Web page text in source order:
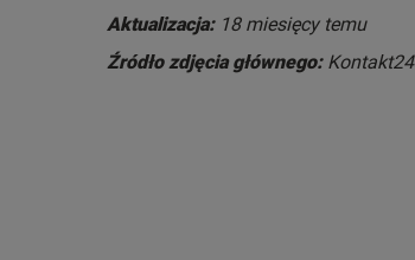
Aktualizacja: 18 miesięcy temu
Źródło zdjęcia głównego: Kontakt24